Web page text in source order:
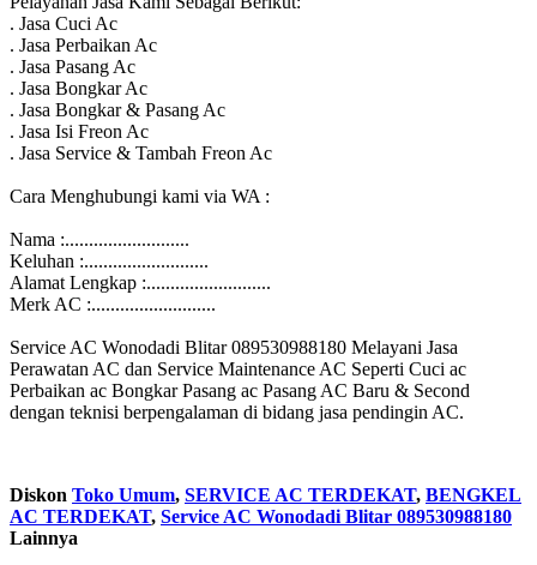
. Jasa Cuci Ac
. Jasa Perbaikan Ac
. Jasa Pasang Ac
. Jasa Bongkar Ac
. Jasa Bongkar & Pasang Ac
. Jasa Isi Freon Ac
. Jasa Service & Tambah Freon Ac
Cara Menghubungi kami via WA :
Nama :..........................
Keluhan :..........................
Alamat Lengkap :..........................
Merk AC :..........................
Service AC Wonodadi Blitar 089530988180 Melayani Jasa
Perawatan AC dan Service Maintenance AC Seperti Cuci ac
Perbaikan ac Bongkar Pasang ac Pasang AC Baru & Second
dengan teknisi berpengalaman di bidang jasa pendingin AC.
Diskon Toko Umum, SERVICE AC TERDEKAT, BENGKEL
AC TERDEKAT, Service AC Wonodadi Blitar 089530988180
Lainnya